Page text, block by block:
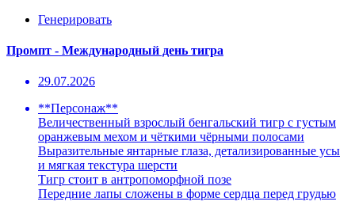
Генерировать
Промпт - Международный день тигра
29.07.2026
**Персонаж**
Величественный взрослый бенгальский тигр с густым
оранжевым мехом и чёткими чёрными полосами
Выразительные янтарные глаза, детализированные усы
и мягкая текстура шерсти
Тигр стоит в антропоморфной позе
Передние лапы сложены в форме сердца перед грудью